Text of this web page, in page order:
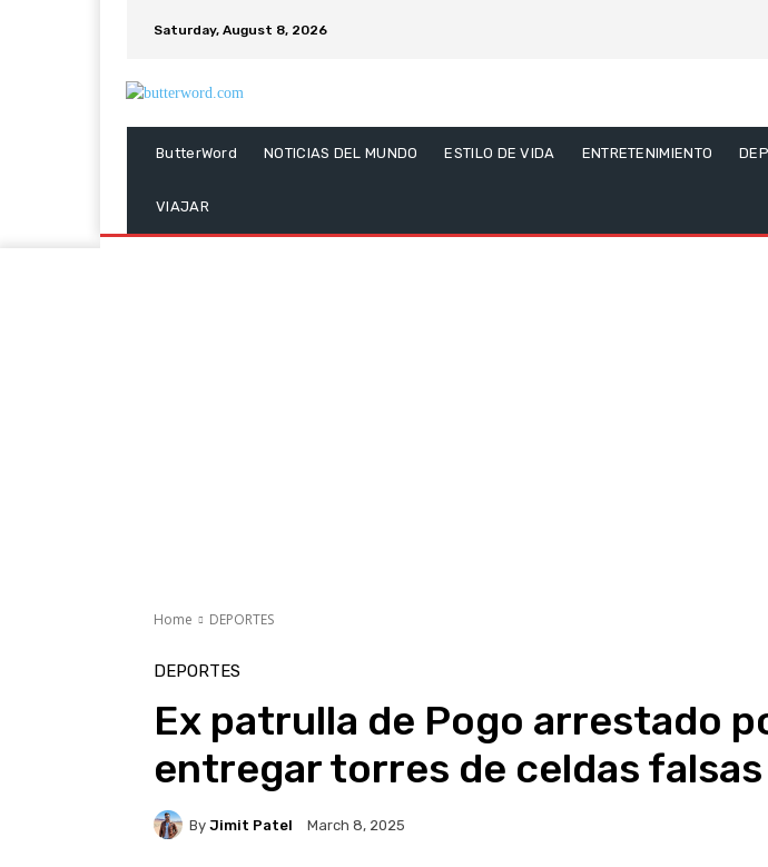
Saturday, August 8, 2026
ButterWord NOTICIAS DEL MUNDO ESTILO DE VIDA ENTRETENIMIENTO
VIAJAR
Home DEPORTES
DEPORTES
Ex patrulla de Pogo arrestado
entregar torres de celdas falsas
By Jimit Patel March 8, 2025